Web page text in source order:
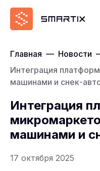
Главная — Новости
Интеграция
машинами и снек-
Интеграция
машинами и
17 октября 2025